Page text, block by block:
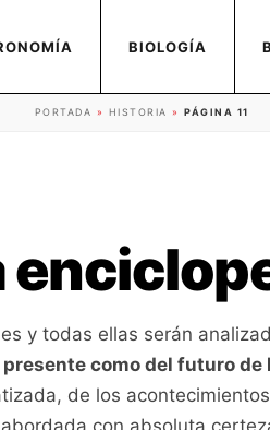
BIOLOGÍA
PORTADA » HISTORIA » PÁGINA 11
y todas ellas serán
como del futuro de
de los
abordada con absoluta